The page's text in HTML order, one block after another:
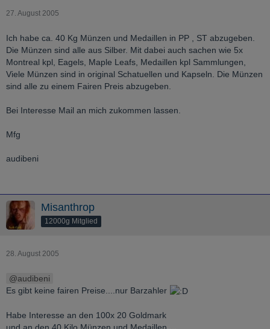
27. August 2005
Ich habe ca. 40 Kg Münzen und Medaillen in PP , ST abzugeben.
Die Münzen sind alle aus Silber. Mit dabei auch sachen wie 5x
Montreal kpl, Eagels, Maple Leafs, Medaillen kpl Sammlungen,
Viele Münzen sind in original Schatuellen und Kapseln. Die Münzen
sind alle zu einem Fairen Preis abzugeben.
Bei Interesse Mail an mich zukommen lassen.
Mfg
audibeni
Misanthrop
12000g Mitglied
28. August 2005
audibeni
Es gibt keine fairen Preise....nur Barzahler
Habe Interesse an den 100x 20 Goldmark